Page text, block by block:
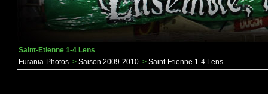
Saint-Etienne 1-4 Lens
Furania-Photos > Saison 2009-2010 > Saint-Etienne 1-4 Lens